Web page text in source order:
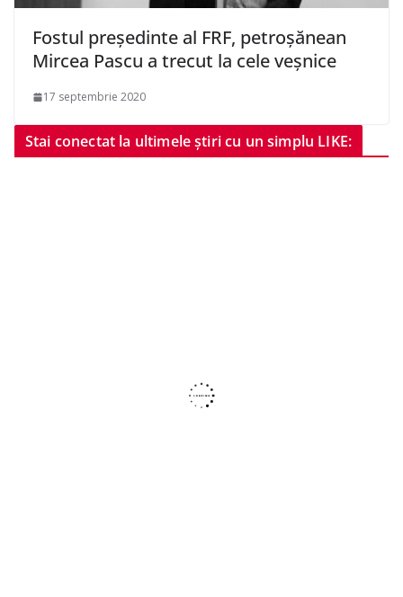
Fostul președinte al FRF, petroșănean
Mircea Pascu a trecut la cele veșnice
17 septembrie 2020
Stai conectat la ultimele știri cu un simplu LIKE: